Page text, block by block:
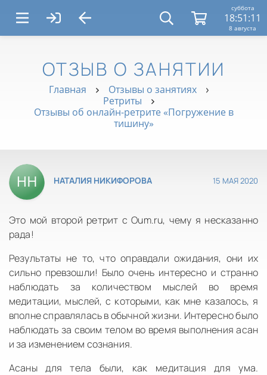
суббота
18:51:12
8 августа
ОТЗЫВ О ЗАНЯТИИ
Главная
Отзывы о занятиях
Ретриты
Отзывы об онлайн-ретрите «Погружение в
тишину»
НАТАЛИЯ НИКИФОРОВА 15 МАЯ 2020
Это мой второй ретрит с Oum.ru, чему я несказанно
рада!
Результаты не то, что оправдали ожидания, они их
сильно превзошли! Было очень интересно и странно
наблюдать за количеством мыслей во время
медитации, мыслей, с которыми, как мне казалось, я
вполне справлялась в обычной жизни. Интересно было
наблюдать за своим телом во время выполнения асан
и за изменением сознания.
Асаны для тела были, как медитация для ума.